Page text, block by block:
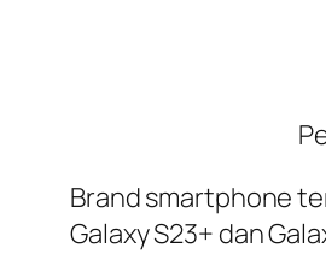
Brand smartphone
Galaxy S23+ dan